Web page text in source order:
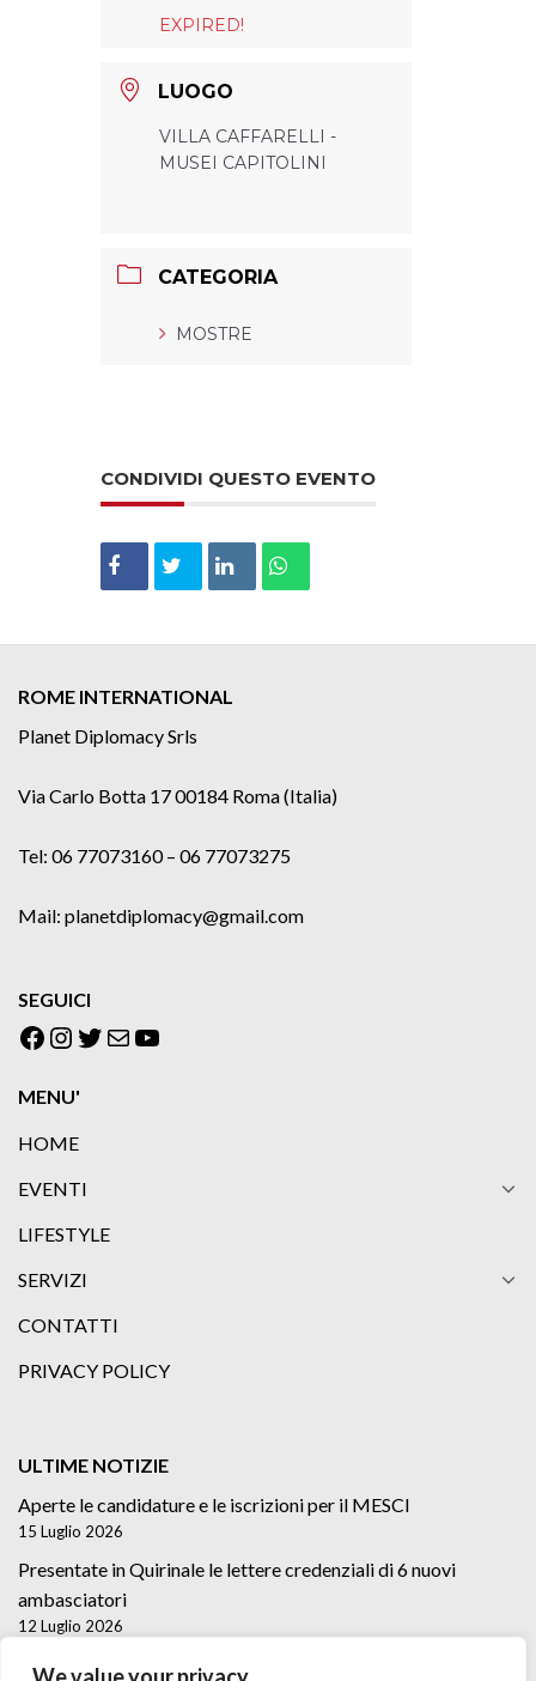
EXPIRED!
LUOGO
VILLA CAFFARELLI -
MUSEI CAPITOLINI
CATEGORIA
MOSTRE
CONDIVIDI QUESTO EVENTO
ROME INTERNATIONAL
Planet Diplomacy Srls
Via Carlo Botta 17 00184 Roma (Italia)
Tel: 06 77073160 – 06 77073275
Mail: planetdiplomacy@gmail.com
SEGUICI
Facebook
Instagram
Twitter
EmailYouTube
MENU'
HOME
EVENTI
LIFESTYLE
SERVIZI
CONTATTI
PRIVACY POLICY
ULTIME NOTIZIE
Aperte le candidature e le iscrizioni per il MESCI
15 Luglio 2026
Presentate in Quirinale le lettere credenziali di 6 nuovi
ambasciatori
12 Luglio 2026
Lettere credenziali di 5 nuovi Ambasciatori